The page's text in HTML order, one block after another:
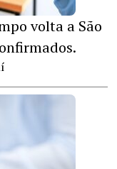
volta a São